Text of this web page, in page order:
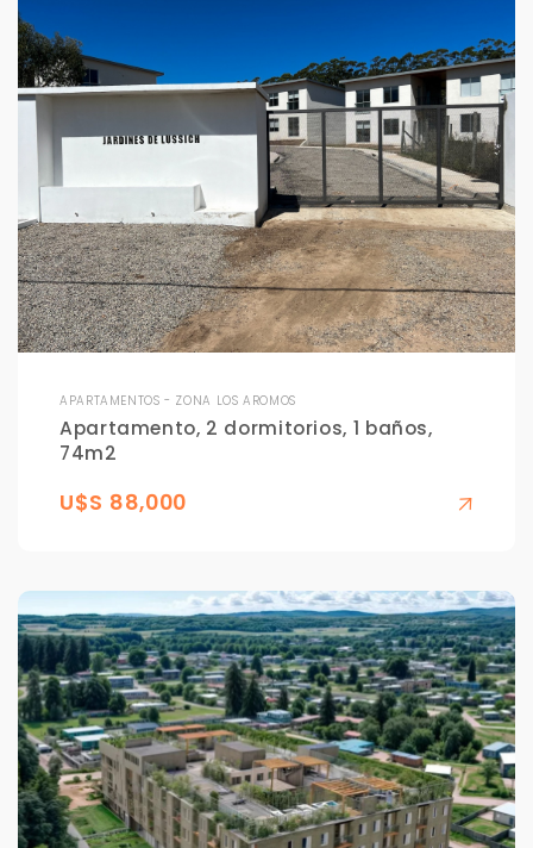
APARTAMENTOS - ZONA LOS AROMOS
Apartamento, 2 dormitorios, 1 baños,
74m2
U$S 88,000